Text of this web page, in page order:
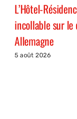
L’Hôtel-
incollable sur le
Allemagne
5 août 2026